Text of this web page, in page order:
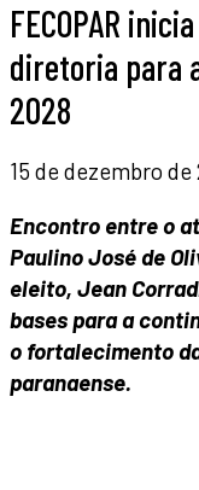
FECOPAR
diretoria para
2028
15 de dezembro de
Encontro entre o
Paulino José de
eleito, Jean
bases para a
o fortalecimento
paranaense.